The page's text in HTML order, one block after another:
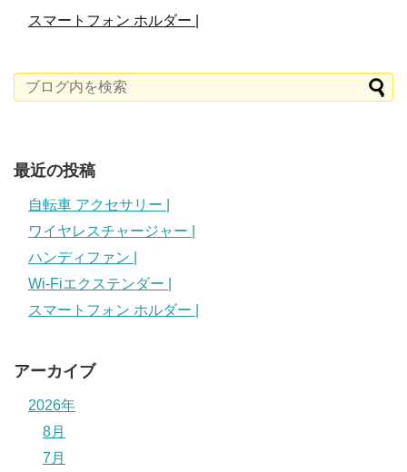
スマートフォン ホルダー |
最近の投稿
自転車 アクセサリー |
ワイヤレスチャージャー |
ハンディファン |
Wi-Fiエクステンダー |
スマートフォン ホルダー |
アーカイブ
2026年
8月
7月